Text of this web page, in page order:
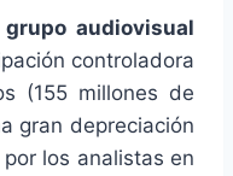
grupo audiovisual
controladora
(155 millones de
gran depreciación
los analistas en